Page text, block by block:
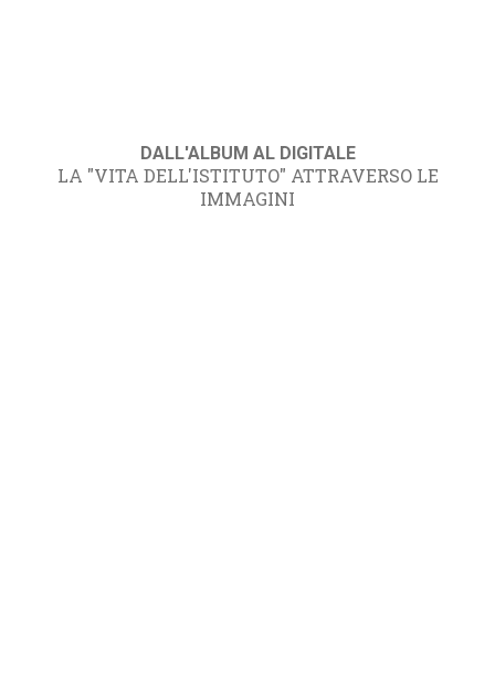
DALL'ALBUM AL DIGITALE
LA "VITA DELL'ISTITUTO" ATTRAVERSO LE
IMMAGINI